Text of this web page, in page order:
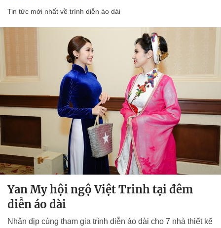
Tin tức mới nhất về trình diễn áo dài
Yan My hội ngộ Việt Trinh tại đêm
diễn áo dài
Nhân dịp cùng tham gia trình diễn áo dài cho 7 nhà thiết kế